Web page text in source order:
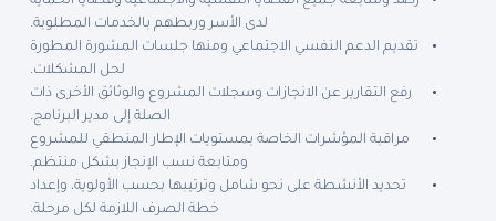
لدى الأسر وربطهم بالخدمات المطلوبة.
تقديم الدعم النفسي الاجتماعي ومنها جلسات المشورة المطورة
لحل المشكلات.
رفع التقارير عن الانجازات وسجلات المشروع والوثائق الأخرى ذات
الصلة إلى مدير البرنامج.
مراقبة المؤشرات الخاصة بمستويات الإطار المنطقي للمشروع
ومتابعة نسب الإنجاز بشكل منتظم.
تحديد الأنشطة على نحو شامل وترتيبها بحسب الأولوية، وإعداد
خطة الصرف اللازمة لكل مرحلة.